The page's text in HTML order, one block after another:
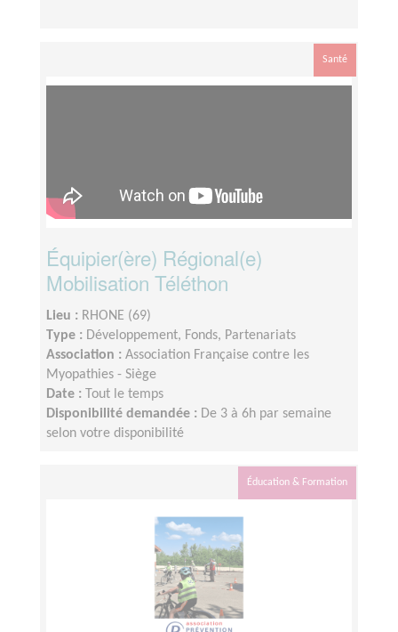
Santé
Équipier(ère) Régional(e)
Mobilisation Téléthon
Lieu : RHONE (69)
Type : Développement, Fonds, Partenariats
Association : Association Française contre les
Myopathies - Siège
Date :
Tout le temps
Disponibilité demandée : De 3 à 6h par semaine
selon votre disponibilité
Éducation & Formation